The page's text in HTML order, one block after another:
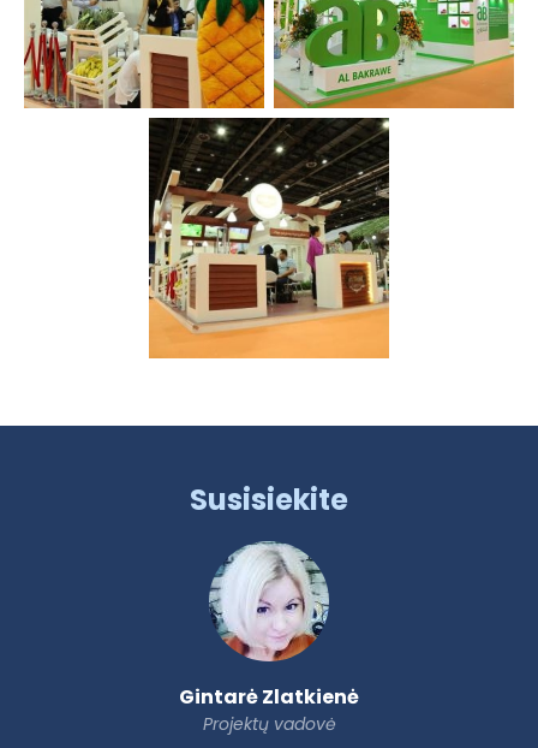
Susisiekite
Gintarė Zlatkienė
Projektų vadovė